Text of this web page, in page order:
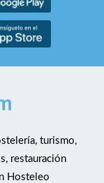
turismo,
restauración
Hosteleo